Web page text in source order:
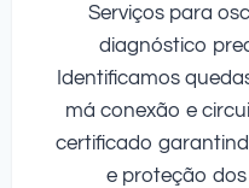
Serviços para
diagnóstico
Identificamos
má conexão e
certificado
e proteção